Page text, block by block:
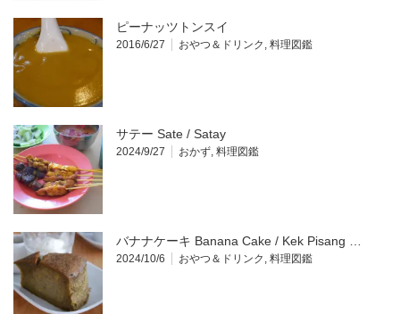
ピーナッツトンスイ
2016/6/27 おやつ＆ドリンク 料理図鑑
サテー Sate / Satay
2024/9/27 おかず 料理図鑑
バナナケーキ Banana Cake / Kek Pisang …
2024/10/6 おやつ＆ドリンク 料理図鑑